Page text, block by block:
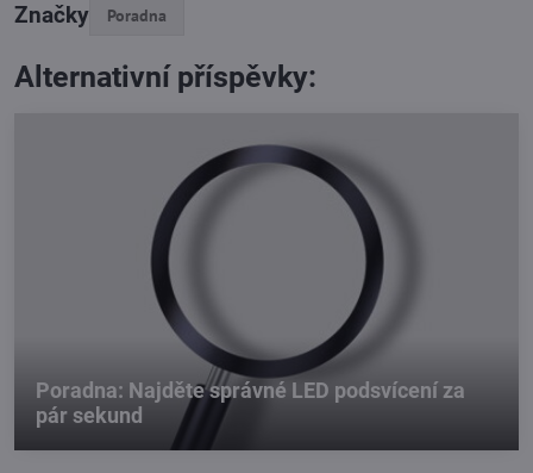
Značky Poradna
Alternativní příspěvky:
Poradna: Najděte správné LED podsvícení za
pár sekund